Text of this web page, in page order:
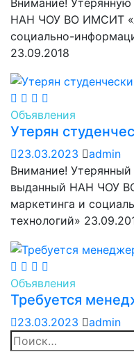
НАН ЧОУ ВО ИМСИТ
социально-
23.09.2018
Объявления
Утерян
23.03.2023
admin
Внимание! Утерянный
выданный НАН ЧОУ
маркетинга и
технологий»
Объявления
Требуется
23.03.2023
admin
Найти: